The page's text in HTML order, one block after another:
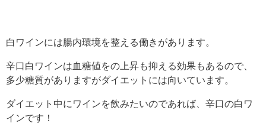
白ワインには腸内環境を整える働きがあります。
辛口白ワインは血糖値をの上昇も抑える効果もあるので、
多少糖質がありますがダイエットには向いています。
ダイエット中にワインを飲みたいのであれば、辛口の白ワ
インです！